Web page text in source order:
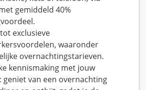
gemiddeld 40%
exclusieve
waaronder
overnachtingstarieven.
kennismaking met jouw
geniet van een overnachting